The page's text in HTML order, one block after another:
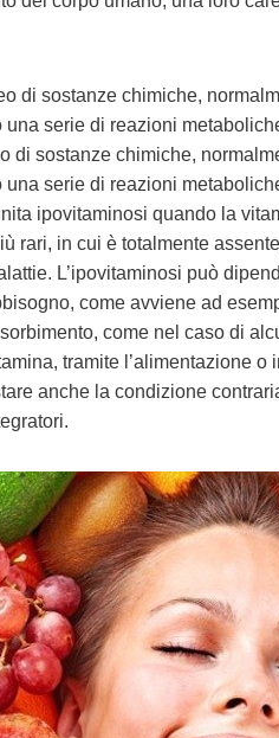
di sostanze chimiche,
serie di reazioni
di sostanze chimiche,
serie di reazioni
ipovitaminosi quando la
rari, in cui è totalmente
L’ipovitaminosi può
come avviene ad
come nel caso di
tramite l’alimentazione o
anche la condizione